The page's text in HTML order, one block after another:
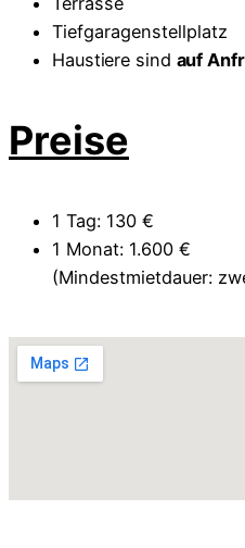
Tiefgaragenstellplatz
Haustiere sind auf
Preise
1 Tag: 130 €
1 Monat: 1.600 €
(Mindestmietdauer: